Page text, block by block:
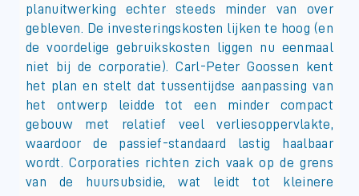
planuitwerking echter steeds minder van over
gebleven. De investeringskosten lijken te hoog (en
de voordelige gebruikskosten liggen nu eenmaal
niet bij de corporatie). Carl-Peter Goossen kent
het plan en stelt dat tussentijdse aanpassing van
het ontwerp leidde tot een minder compact
gebouw met relatief veel verliesoppervlakte,
waardoor de passief-standaard lastig haalbaar
wordt. Corporaties richten zich vaak op de grens
van de huursubsidie, wat leidt tot kleinere